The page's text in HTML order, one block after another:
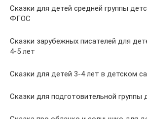
Сказки для детей средней группы
ФГОС
Сказки зарубежных писателей для
4-5 лет
Сказки для детей 3-4 лет в детском
Сказки для подготовительной группы